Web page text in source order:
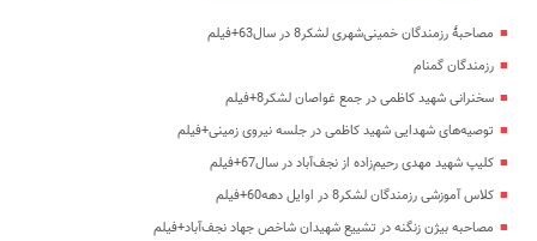
مصاحبۀ رزمندگان خمینی‌شهری لشکر8 در سال63+فیلم
رزمندگان گمنام
سخنرانی شهید کاظمی در جمع غواصان لشکر8+فیلم
توصیه‌های شهدایی شهید کاظمی در جلسه نیروی زمینی+فیلم
کلیپ شهید مهدی رحیم‌زاده از نجف‌آباد در سال67+فیلم
کلاس آموزشی رزمندگان لشکر8 در اوایل دهه60+فیلم
مصاحبه بیژن زنگنه در تشییع شهیدان شاخص جهاد نجف‌آباد+فیلم